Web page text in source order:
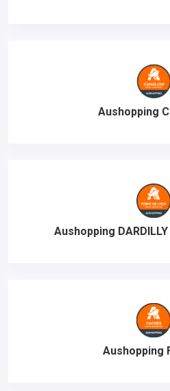
Aushopping
Aushopping DARDILLY
Aushopping